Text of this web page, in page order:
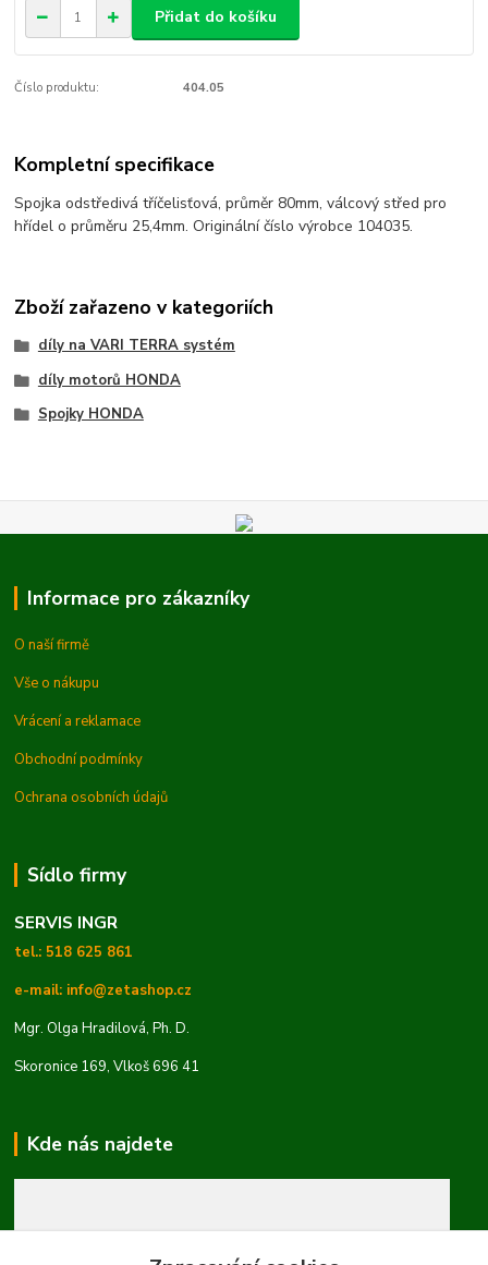
Přidat do košíku
Číslo produktu: 404.05
Kompletní specifikace
Spojka odstředivá tříčelisťová, průměr 80mm, válcový střed pro
hřídel o průměru 25,4mm. Originální číslo výrobce 104035.
Zboží zařazeno v kategoriích
díly na VARI TERRA systém
díly motorů HONDA
Spojky HONDA
Informace pro zákazníky
O naší firmě
Vše o nákupu
Vrácení a reklamace
Obchodní podmínky
Ochrana osobních údajů
Sídlo firmy
SERVIS INGR
tel.: 518 625 861
e-mail: info@zetashop.cz
Mgr. Olga Hradilová, Ph. D.
Skoronice 169, Vlkoš 696 41
Kde nás najdete